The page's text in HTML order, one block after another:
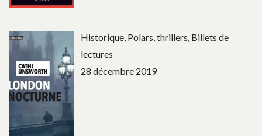
Historique, Polars, thrillers, Billets de
lectures
28 décembre 2019